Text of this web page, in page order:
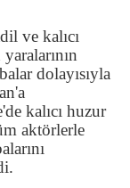
ve kalıcı
dolayısıyla
kalıcı huzur
aktörlerle